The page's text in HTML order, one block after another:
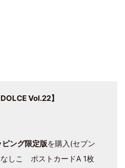
Vol.22】
ング限定版を購入(セブン
しこ ポストカードA 1枚